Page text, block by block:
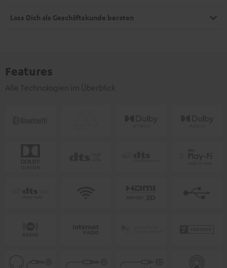
Lass Dich als Geschäftskunde beraten
Features
Alle Technologien im Überblick